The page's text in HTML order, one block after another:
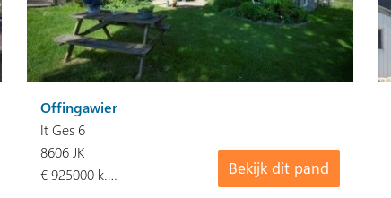
Offingawier
It Ges 6
Bekijk dit pand
8606 JK
€ 925000 k.…